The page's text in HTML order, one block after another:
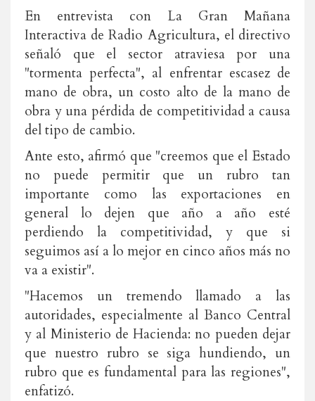
En entrevista con La Gran Mañana
Interactiva de Radio Agricultura, el directivo
señaló que el sector atraviesa por una
"tormenta perfecta", al enfrentar escasez de
mano de obra, un costo alto de la mano de
obra y una pérdida de competitividad a causa
del tipo de cambio.
Ante esto, afirmó que "creemos que el Estado
no puede permitir que un rubro tan
importante como las exportaciones en
general lo dejen que año a año esté
perdiendo la competitividad, y que si
seguimos así a lo mejor en cinco años más no
va a existir".
"Hacemos un tremendo llamado a las
autoridades, especialmente al Banco Central
y al Ministerio de Hacienda: no pueden dejar
que nuestro rubro se siga hundiendo, un
rubro que es fundamental para las regiones",
enfatizó.